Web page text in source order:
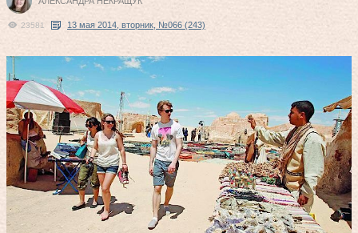
23581 13 мая 2014, вторник, №066 (243)